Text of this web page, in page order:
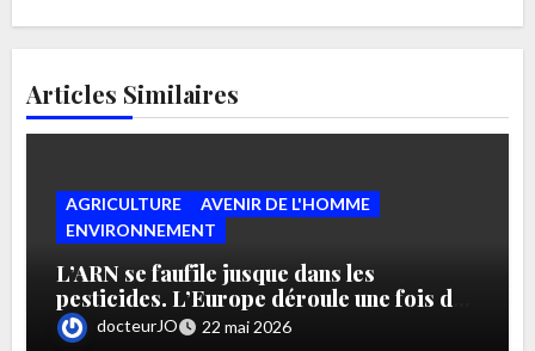
Articles Similaires
AGRICULTURE
AVENIR DE L'HOMME
ENVIRONNEMENT
L’ARN se faufile jusque dans les
pesticides. L’Europe déroule une fois de
plus le tapis rouge aux lobbies de l’agro
docteurJO 22 mai 2026